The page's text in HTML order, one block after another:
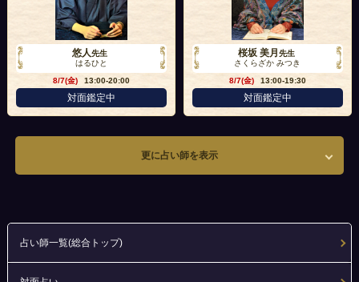
悠人先生
はるひと
8/7(金)
13:00-20:00
対面鑑定中
桜坂 美月 先生
さくらざか みつき
8/7(金)
13:00-19:30
対面鑑定中
更に占い師を表示
占い師一覧(総合トップ)